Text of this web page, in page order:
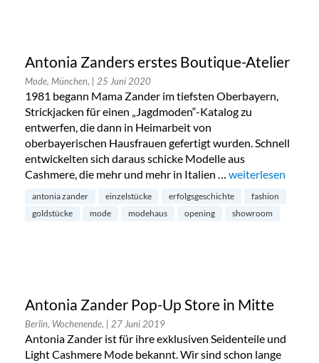
Antonia Zanders erstes Boutique-Atelier
Mode, München, | 25 Juni 2020
1981 begann Mama Zander im tiefsten Oberbayern,
Strickjacken für einen „Jagdmoden“-Katalog zu
entwerfen, die dann in Heimarbeit von
oberbayerischen Hausfrauen gefertigt wurden. Schnell
entwickelten sich daraus schicke Modelle aus
Cashmere, die mehr und mehr in Italien … „Antonia
weiterlesen
antonia zander einzelstücke erfolgsgeschichte
fashion
goldstücke
mode modehaus opening showroom
Antonia Zander Pop-Up Store in Mitte
Berlin, Wochenende, | 27 Juni 2019
Antonia Zander ist für ihre exklusiven Seidenteile und
Light Cashmere Mode bekannt. Wir sind schon lange